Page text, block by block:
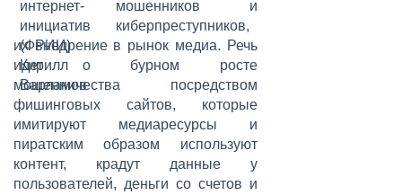
мошенников и
киберпреступников,
их внедрение в рынок медиа. Речь
идет о бурном росте
мошенничества посредством
фишинговых сайтов, которые
имитируют медиаресурсы и
пиратским образом используют
контент, крадут данные у
пользователей, деньги со счетов и